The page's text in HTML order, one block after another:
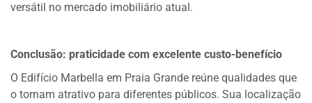
versátil no mercado imobiliário atual.
Conclusão: praticidade com excelente custo-benefício
O Edifício Marbella em Praia Grande reúne qualidades que
o tornam atrativo para diferentes públicos. Sua localização